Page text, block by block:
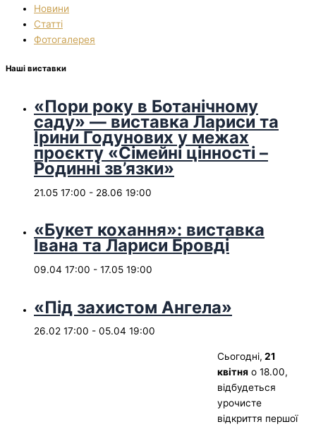
Новини
Статті
Фотогалерея
Наші виставки
«Пори року в Ботанічному
саду» — виставка Лариси та
Ірини Годунових у межах
проєкту «Сімейні цінності –
Родинні зв’язки»
21.05 17:00 - 28.06 19:00
«Букет кохання»: виставка
Івана та Лариси Бровді
09.04 17:00 - 17.05 19:00
«Під захистом Ангела»
26.02 17:00 - 05.04 19:00
Сьогодні, 21
квітня о 18.00,
відбудеться
урочисте
відкриття першої